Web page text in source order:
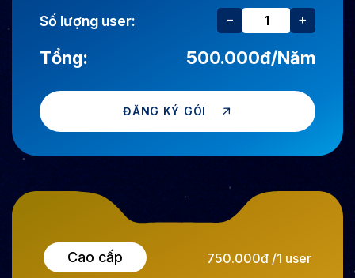
Số lượng user: − +
Tổng: 500.000đ/Năm
ĐĂNG KÝ GÓI
Cao cấp 750.000đ /1 user